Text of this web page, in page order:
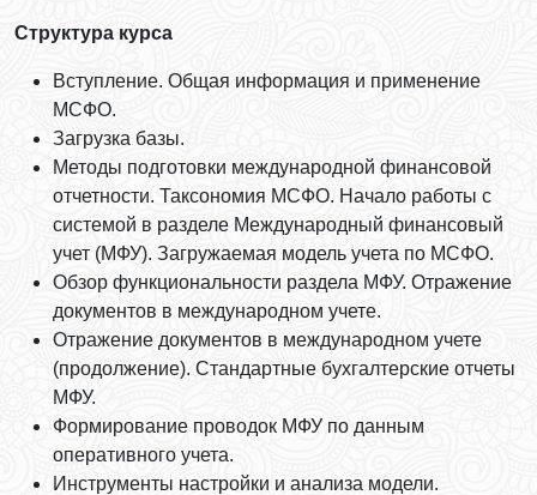
Структура курса
Вступление. Общая информация и применение
МСФО.
Загрузка базы.
Методы подготовки международной финансовой
отчетности. Таксономия МСФО. Начало работы с
системой в разделе Международный финансовый
учет (МФУ). Загружаемая модель учета по МСФО.
Обзор функциональности раздела МФУ. Отражение
документов в международном учете.
Отражение документов в международном учете
(продолжение). Стандартные бухгалтерские отчеты
МФУ.
Формирование проводок МФУ по данным
оперативного учета.
Инструменты настройки и анализа модели.